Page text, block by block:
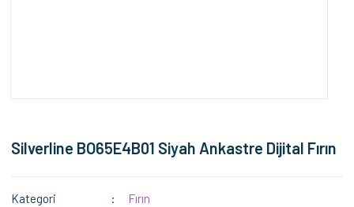
Silverline BO65E4B01 Siyah Ankastre Dijital Fırın
Kategori
Fırın